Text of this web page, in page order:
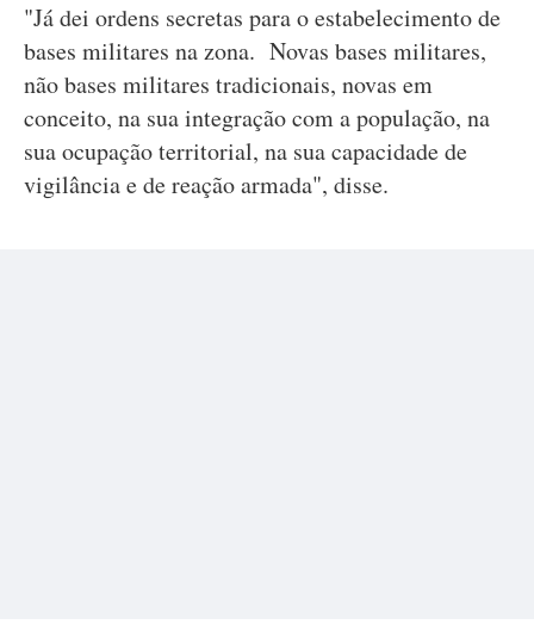
"Já dei ordens secretas para o estabelecimento de
bases militares na zona. Novas bases militares,
não bases militares tradicionais, novas em
conceito, na sua integração com a população, na
sua ocupação territorial, na sua capacidade de
vigilância e de reação armada", disse.